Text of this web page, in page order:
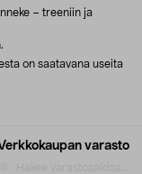
varasto
– treeniin ja
on saatavana useita